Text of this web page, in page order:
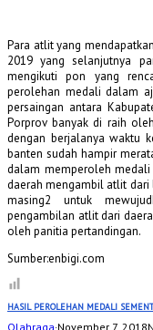
Para atlit yang
2019 yang selanjutnya
mengikuti pon yang
perolehan medali dalam
persaingan antara
Porprov banyak di raih
dengan berjalanya waktu
banten sudah hampir
dalam memperoleh
daerah mengambil atlit dari
masing2 untuk
pengambilan atlit dari
oleh panitia pertandingan.
Sumber:enbigi.com
HASIL PEROLEHAN MEDALI
Olahraga·November 7, 2018